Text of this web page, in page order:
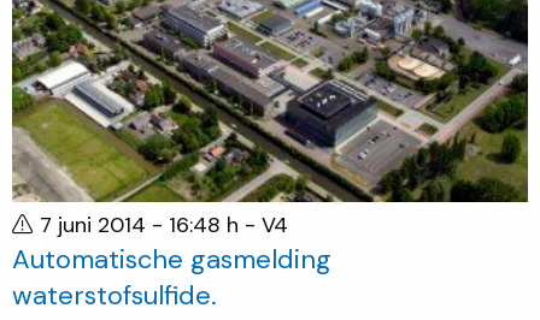
7 juni 2014 - 16:48 h - V4
Automatische gasmelding
waterstofsulfide.